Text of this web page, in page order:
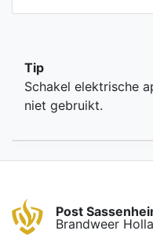
Tip
Schakel elektrische
niet gebruikt.
Post
Brandweer